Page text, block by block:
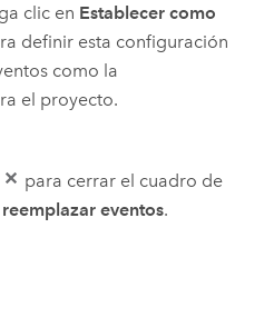
clic en Establecer como
definir esta configuración
como la
el proyecto.
para cerrar el cuadro de
eventos.